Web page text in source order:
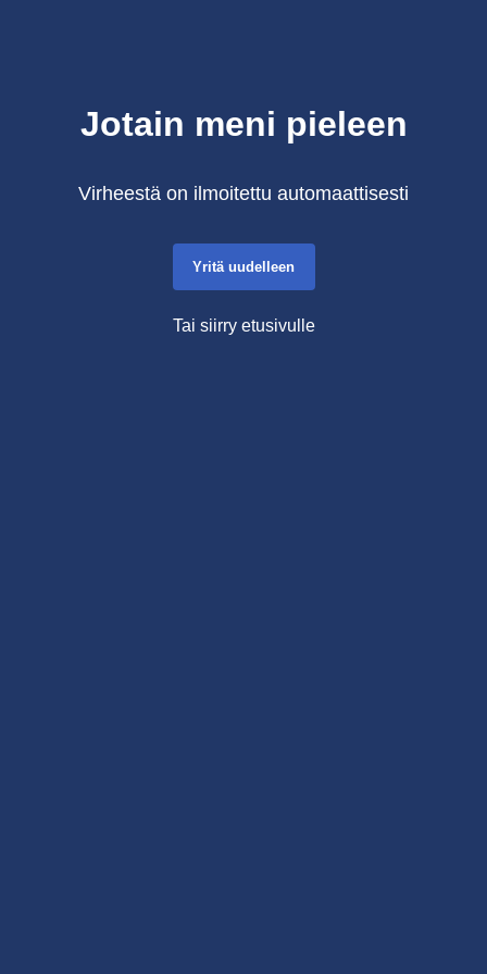
Jotain meni pieleen
Virheestä on ilmoitettu automaattisesti
Yritä uudelleen
Tai siirry etusivulle